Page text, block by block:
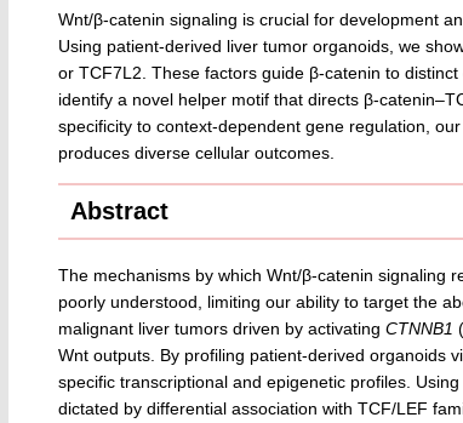
Wnt/β-catenin signaling is crucial for development
Using patient-derived liver tumor organoids, we
or TCF7L2. These factors guide β-catenin to
identify a novel helper motif that directs β-
specificity to context-dependent gene regulation,
produces diverse cellular outcomes.
Abstract
The mechanisms by which Wnt/β-catenin signaling
poorly understood, limiting our ability to target the
malignant liver tumors driven by activating CTNNB1
Wnt outputs. By profiling patient-derived organoids
specific transcriptional and epigenetic profiles.
dictated by differential association with TCF/LEF